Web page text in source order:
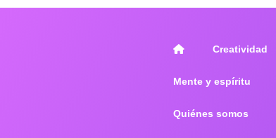
Creatividad
Mente y espíritu
Quiénes somos